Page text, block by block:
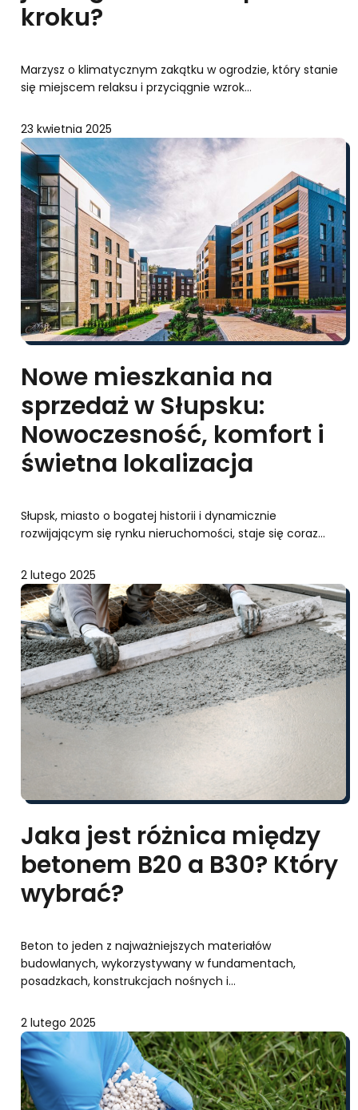
kroku?
Marzysz o klimatycznym zakątku w ogrodzie, który stanie
się miejscem relaksu i przyciągnie wzrok…
23 kwietnia 2025
Nowe mieszkania na
sprzedaż w Słupsku:
Nowoczesność, komfort i
świetna lokalizacja
Słupsk, miasto o bogatej historii i dynamicznie
rozwijającym się rynku nieruchomości, staje się coraz…
2 lutego 2025
Jaka jest różnica między
betonem B20 a B30? Który
wybrać?
Beton to jeden z najważniejszych materiałów
budowlanych, wykorzystywany w fundamentach,
posadzkach, konstrukcjach nośnych i…
2 lutego 2025